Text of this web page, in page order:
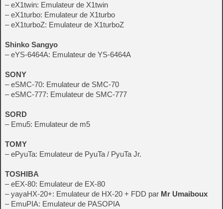
– eX1twin: Emulateur de X1twin
– eX1turbo: Emulateur de X1turbo
– eX1turboZ: Emulateur de X1turboZ
Shinko Sangyo
– eYS-6464A: Emulateur de YS-6464A
SONY
– eSMC-70: Emulateur de SMC-70
– eSMC-777: Emulateur de SMC-777
SORD
– Emu5: Emulateur de m5
TOMY
– ePyuTa: Emulateur de PyuTa / PyuTa Jr.
TOSHIBA
– eEX-80: Emulateur de EX-80
– yayaHX-20+: Emulateur de HX-20 + FDD par Mr Umaiboux
– EmuPIA: Emulateur de PASOPIA